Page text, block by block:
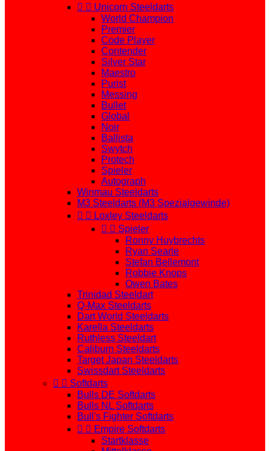
  Unicorn Steeldarts
World Champion
Premier
Code Player
Contender
Silver Star
Maestro
Purist
Messing
Bullet
Global
Noir
Ballista
Swytch
Protech
Spieler
Autograph
Winmau Steeldarts
M3 Steeldarts (M3 Spezialgewinde)
  Loxley Steeldarts
  Spieler
Ronny Huybrechts
Ryan Searle
Stefan Bellemont
Robbie Knops
Owen Bates
Trinidad Steeldart
Q-Max Steeldarts
Dart World Steeldarts
Karella Steeldarts
Ruthless Steeldart
Caliburn Steeldarts
Target Japan Steeldarts
Swissdart Steeldarts
  Softdarts
Bulls DE Softdarts
Bulls NL Softdarts
Bull's Fighter Softdarts
  Empire Softdarts
Startklasse